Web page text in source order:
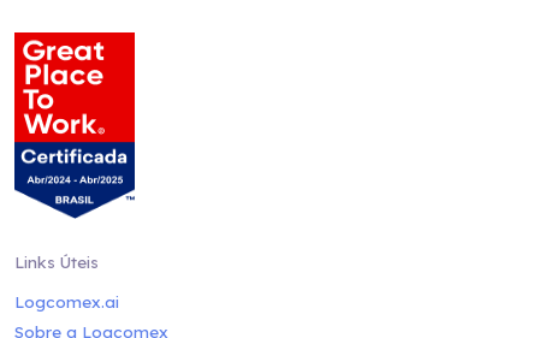
Links Úteis
Logcomex.ai
Sobre a Logcomex